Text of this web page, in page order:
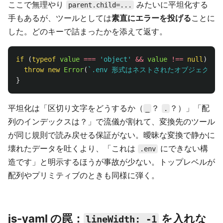
ここで無理やり parent.child=...
みたいに平坦化する
手もあるが、ツールとしては素直にエラーを投げることに
した。どのキーで詰まったかを添えて返す。
if (typeof value === ' object ' && value !== null )
throw new Error( `.env 形式はネストされたオブジェクト
}
平坦化は「区切り文字をどうするか（ ？ .
？）」「配
列のインデックスは？」で流儀が割れて、変換先のツール
が同じ規則で読み戻せる保証がない。曖昧な変換で静かに
壊れたデータを吐くより、「これは
.env
にできない構
造です」と明示するほうが事故が少ない。トップレベルが
配列やプリミティブのときも同様に弾く。
js-yaml の罠： lineWidth: -1 を入れな